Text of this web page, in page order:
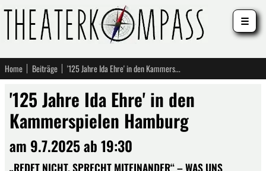
Home Beiträge '125 Jahre Ida Ehre' in den Kammerspielen Hamburg
'125 Jahre Ida Ehre' in den
Kammerspielen Hamburg
am 9.7.2025 ab 19:30
„REDET NICHT, SPRECHT MITEINANDER“ – WAS UNS
☰